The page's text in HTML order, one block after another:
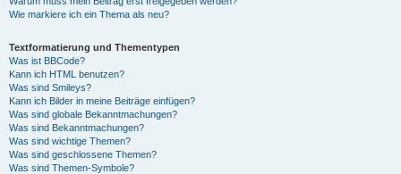
Wie markiere ich ein Thema als neu?
Textformatierung und Thementypen
Was ist BBCode?
Kann ich HTML benutzen?
Was sind Smileys?
Kann ich Bilder in meine Beiträge einfügen?
Was sind globale Bekanntmachungen?
Was sind Bekanntmachungen?
Was sind wichtige Themen?
Was sind geschlossene Themen?
Was sind Themen-Symbole?